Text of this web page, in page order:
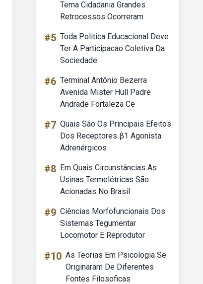
Tema Cidadania Grandes
Retrocessos Ocorreram
#5 Toda Politica Educacional Deve
Ter A Participacao Coletiva Da
Sociedade
#6 Terminal Antônio Bezerra
Avenida Mister Hull Padre
Andrade Fortaleza Ce
#7 Quais São Os Principais Efeitos
Dos Receptores β1 Agonista
Adrenérgicos
#8 Em Quais Circunstâncias As
Usinas Termelétricas São
Acionadas No Brasil
#9 Ciências Morfofuncionais Dos
Sistemas Tegumentar
Locomotor E Reprodutor
#10 As Teorias Em Psicologia Se
Originaram De Diferentes
Fontes Filosoficas